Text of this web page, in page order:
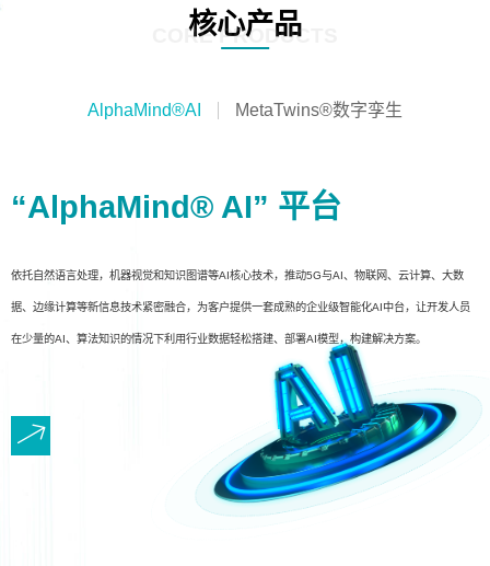
核心产品
CORE PRODUCTS
AlphaMind®AI MetaTwins®数字孪生
“AlphaMind® AI” 平台
依托自然语言处理，机器视觉和知识图谱等AI核心技术，推动5G与AI、物联网、云计算、大数
据、边缘计算等新信息技术紧密融合，为客户提供一套成熟的企业级智能化AI中台，让开发人员
在少量的AI、算法知识的情况下利用行业数据轻松搭建、部署AI模型，构建解决方案。